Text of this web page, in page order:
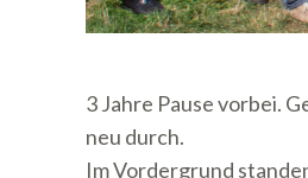
3 Jahre Pause vorbei.
neu durch.
Im Vordergrund